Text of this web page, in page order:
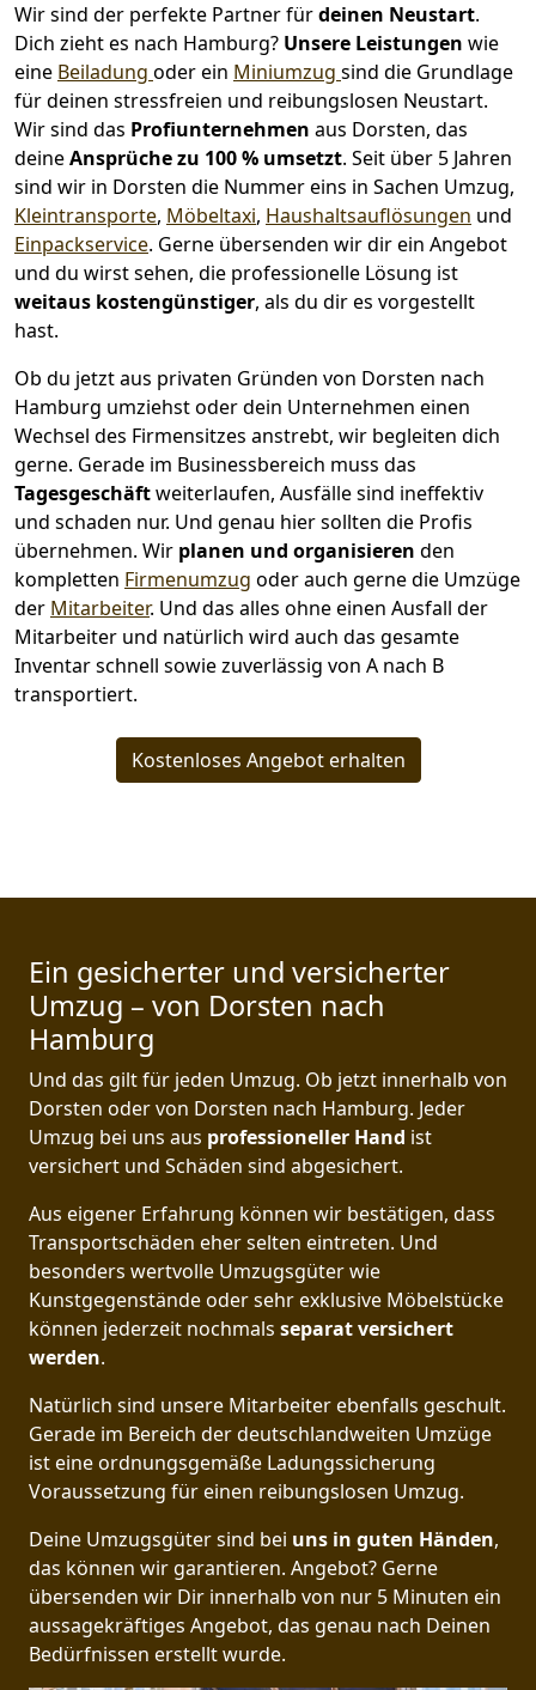
Wir sind der perfekte Partner fürdeinen Neustart.
Dich zieht es nach Hamburg? Unsere Leistungen wie
eine Beiladung oder ein Miniumzug sind die Grundlage
für deinen stressfreien und reibungslosen Neustart.
Wir sind das Profiunternehmen aus Dorsten, das
deineAnsprüche zu 100 % umsetzt. Seit über 5 Jahren
sind wir in Dorsten die Nummer eins in Sachen Umzug,
Kleintransporte, Möbeltaxi, Haushaltsauflösungen und
Einpackservice. Gerne übersenden wir dir ein Angebot
und du wirst sehen, die professionelle Lösung ist
weitaus kostengünstiger, als du dir es vorgestellt
hast.
Ob du jetzt aus privaten Gründen von Dorsten nach
Hamburg umziehst oder dein Unternehmen einen
Wechsel des Firmensitzes anstrebt, wir begleiten dich
gerne. Gerade im Businessbereich muss das
Tagesgeschäftweiterlaufen, Ausfälle sind ineffektiv
und schaden nur. Und genau hier sollten die Profis
übernehmen. Wir planen und organisieren den
kompletten Firmenumzug oder auch gerne die Umzüge
der Mitarbeiter. Und das alles ohne einen Ausfall der
Mitarbeiter und natürlich wird auch das gesamte
Inventar schnell sowie zuverlässig von A nach B
transportiert.
Kostenloses Angebot erhalten
Ein gesicherter und versicherter
Umzug – von Dorsten nach
Hamburg
Und das gilt für jeden Umzug. Ob jetzt innerhalb von
Dorsten oder von Dorsten nach Hamburg. Jeder
Umzug bei uns aus professioneller Hand ist
versichert und Schäden sind abgesichert.
Aus eigener Erfahrung können wir bestätigen, dass
Transportschäden eher selten eintreten. Und
besonders wertvolle Umzugsgüter wie
Kunstgegenstände oder sehr exklusive Möbelstücke
können jederzeit nochmals separat versichert
werden.
Natürlich sind unsere Mitarbeiter ebenfalls geschult.
Gerade im Bereich der deutschlandweiten Umzüge
ist eine ordnungsgemäße Ladungssicherung
Voraussetzung für einen reibungslosen Umzug.
Deine Umzugsgüter sind bei uns in guten Händen,
das können wir garantieren. Angebot? Gerne
übersenden wir Dir innerhalb von nur 5 Minuten ein
aussagekräftiges Angebot, das genau nach Deinen
Bedürfnissen erstellt wurde.